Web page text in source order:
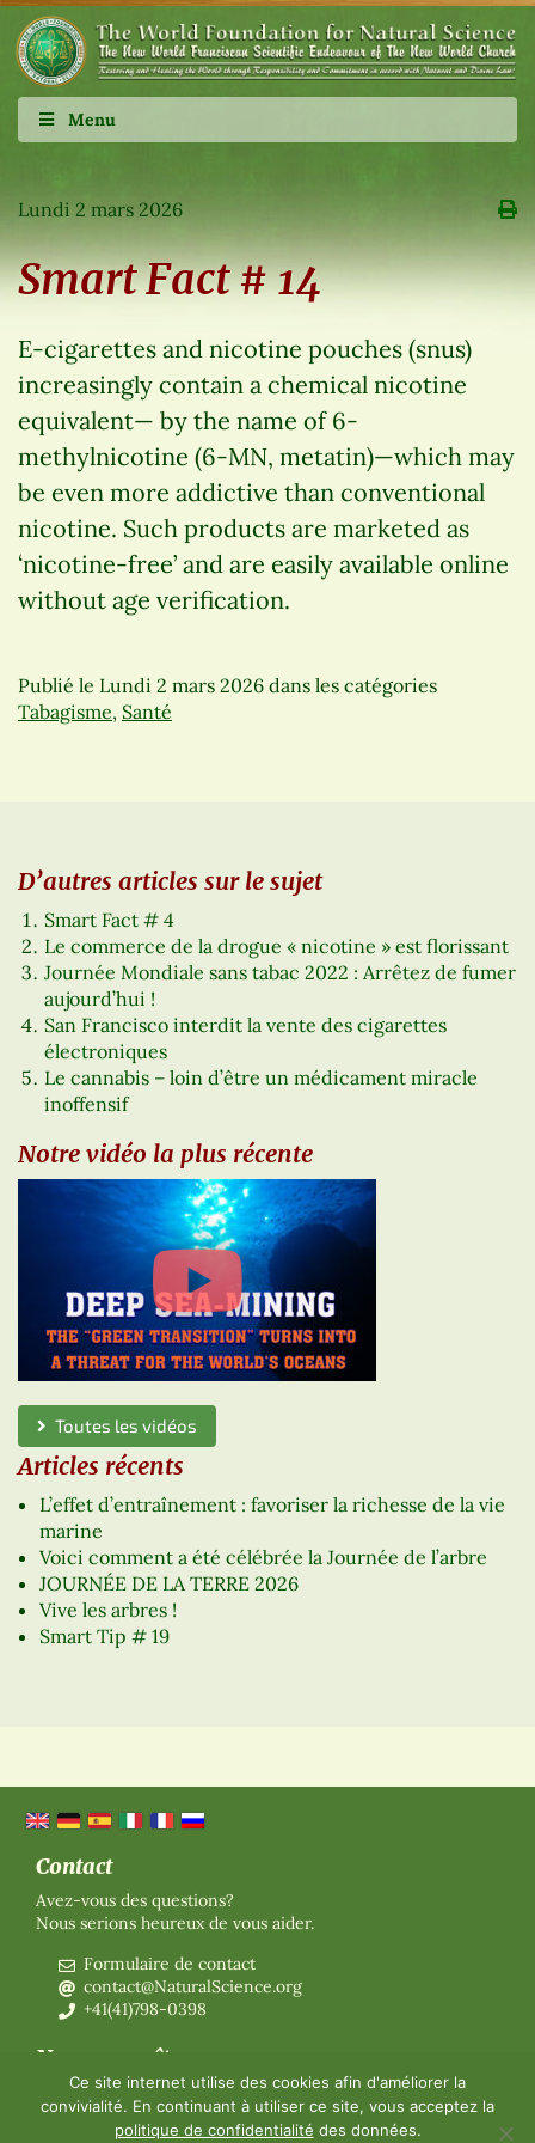
Menu
Lundi 2 mars 2026
Smart Fact # 14
E-cigarettes and nicotine pouches (snus)
increasingly contain a chemical nicotine
equivalent— by the name of 6-
methylnicotine (6-MN, metatin)—which may
be even more addictive than conventional
nicotine. Such products are marketed as
‘nicotine-free’ and are easily available online
without age verification.
Publié le Lundi 2 mars 2026 dans les catégories
Tabagisme, Santé
D’autres articles sur le sujet
Smart Fact # 4
Le commerce de la drogue « nicotine » est florissant
Journée Mondiale sans tabac 2022 : Arrêtez de fumer
aujourd’hui !
San Francisco interdit la vente des cigarettes
électroniques
Le cannabis – loin d’être un médicament miracle
inoffensif
Notre vidéo la plus récente
Toutes les vidéos
Articles récents
L’effet d’entraînement : favoriser la richesse de la vie
marine
Voici comment a été célébrée la Journée de l’arbre
JOURNÉE DE LA TERRE 2026
Vive les arbres !
Smart Tip # 19
Contact
Avez-vous des questions?
Nous serions heureux de vous aider.
Formulaire de contact
contact@NaturalScience.org
+41(41)798-0398
Nous connaître
Organisation
Adhésion
Nous connaître
Ce site internet utilise des cookies afin d'améliorer la
convivialité. En continuant à utiliser ce site, vous acceptez la
politique de confidentialité des données.